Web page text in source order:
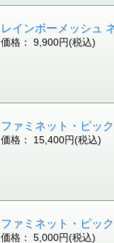
レインボーメッシュ
価格： 9,900円(税込)
ファミネット・ピッ
価格： 15,400円(税込)
ファミネット・ピッ
価格： 5,000円(税込)